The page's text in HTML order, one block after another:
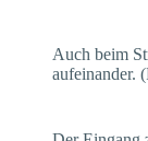
Auch beim
aufeinander.